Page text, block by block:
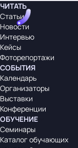
ЧИТАТЬ
Статьи
Новости
Интервью
Кейсы
Фоторепортажи
СОБЫТИЯ
Календарь
Организаторы
Выставки
Конференции
ОБУЧЕНИЕ
Семинары
Каталог обучающих